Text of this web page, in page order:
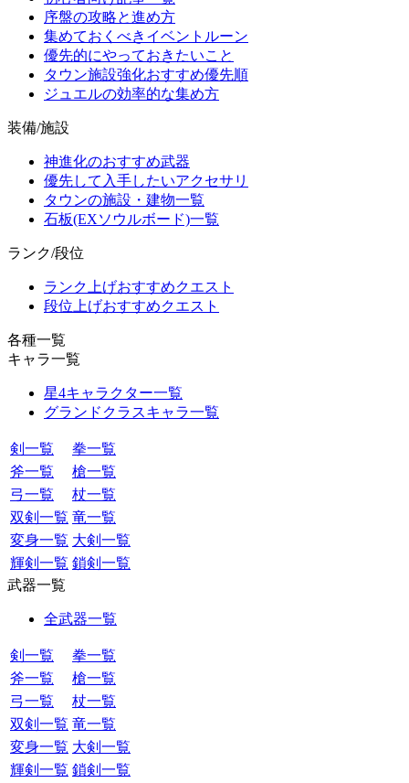
序盤の攻略と進め方
集めておくべきイベントルーン
優先的にやっておきたいこと
タウン施設強化おすすめ優先順
ジュエルの効率的な集め方
装備/施設
神進化のおすすめ武器
優先して入手したいアクセサリ
タウンの施設・建物一覧
石板(EXソウルボード)一覧
ランク/段位
ランク上げおすすめクエスト
段位上げおすすめクエスト
各種一覧
キャラ一覧
星4キャラクター一覧
グランドクラスキャラ一覧
剣一覧
拳一覧
斧一覧
槍一覧
弓一覧
杖一覧
双剣一覧 竜一覧
変身一覧 大剣一覧
輝剣一覧 鎖剣一覧
武器一覧
全武器一覧
剣一覧
拳一覧
斧一覧
槍一覧
弓一覧
杖一覧
双剣一覧 竜一覧
変身一覧 大剣一覧
輝剣一覧 鎖剣一覧